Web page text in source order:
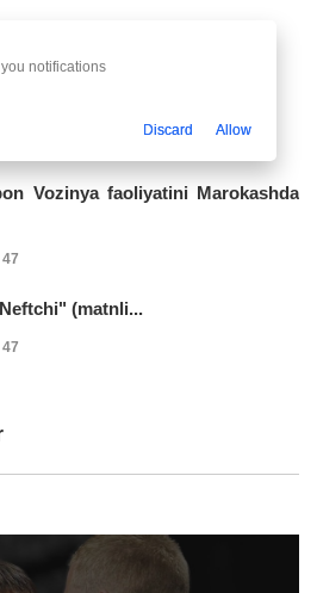
Vozinya faoliyatini Marokashda
47
(matnli...
47
notifications
Discard Allow